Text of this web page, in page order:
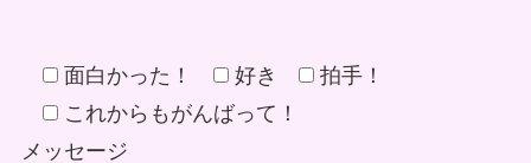
面白かった！ 好き
拍手！
これからもがんばって！
メッセージ